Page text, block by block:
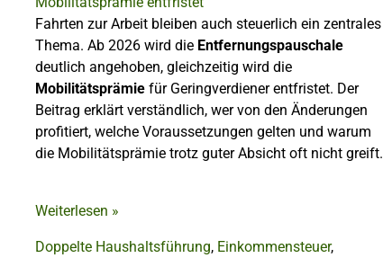
Fahrten zur Arbeit bleiben auch steuerlich ein zentrales
Thema. Ab 2026 wird die Entfernungspauschale
deutlich angehoben, gleichzeitig wird die
Mobilitätsprämiefür Geringverdiener entfristet. Der
Beitrag erklärt verständlich, wer von den Änderungen
profitiert, welche Voraussetzungen gelten und warum
die Mobilitätsprämie trotz guter Absicht oft nicht greift.
Weiterlesen »
Doppelte Haushaltsführung, Einkommensteuer,